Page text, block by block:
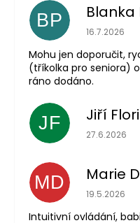
BP Hodnocení
16.7.2026
Mohu jen doporučit,
(tříkolka pro seniora)
ráno dodáno.
JF Jiří
Hodnocení
27.6.2026
MD Marie
Hodnocení
19.5.2026
Intuitivní ovládání,